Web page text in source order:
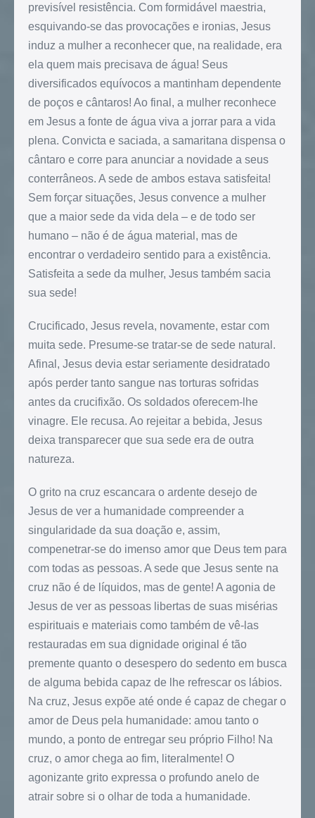
previsível resistência. Com formidável maestria,
esquivando-se das provocações e ironias, Jesus
induz a mulher a reconhecer que, na realidade, era
ela quem mais precisava de água! Seus
diversificados equívocos a mantinham dependente
de poços e cântaros! Ao final, a mulher reconhece
em Jesus a fonte de água viva a jorrar para a vida
plena. Convicta e saciada, a samaritana dispensa o
cântaro e corre para anunciar a novidade a seus
conterrâneos. A sede de ambos estava satisfeita!
Sem forçar situações, Jesus convence a mulher
que a maior sede da vida dela – e de todo ser
humano – não é de água material, mas de
encontrar o verdadeiro sentido para a existência.
Satisfeita a sede da mulher, Jesus também sacia
sua sede!
Crucificado, Jesus revela, novamente, estar com
muita sede. Presume-se tratar-se de sede natural.
Afinal, Jesus devia estar seriamente desidratado
após perder tanto sangue nas torturas sofridas
antes da crucifixão. Os soldados oferecem-lhe
vinagre. Ele recusa. Ao rejeitar a bebida, Jesus
deixa transparecer que sua sede era de outra
natureza.
O grito na cruz escancara o ardente desejo de
Jesus de ver a humanidade compreender a
singularidade da sua doação e, assim,
compenetrar-se do imenso amor que Deus tem para
com todas as pessoas. A sede que Jesus sente na
cruz não é de líquidos, mas de gente! A agonia de
Jesus de ver as pessoas libertas de suas misérias
espirituais e materiais como também de vê-las
restauradas em sua dignidade original é tão
premente quanto o desespero do sedento em busca
de alguma bebida capaz de lhe refrescar os lábios.
Na cruz, Jesus expõe até onde é capaz de chegar o
amor de Deus pela humanidade: amou tanto o
mundo, a ponto de entregar seu próprio Filho! Na
cruz, o amor chega ao fim, literalmente! O
agonizante grito expressa o profundo anelo de
atrair sobre si o olhar de toda a humanidade.